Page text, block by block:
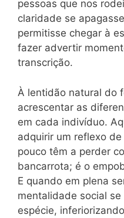
pessoas que nos
claridade se
permitisse chegar à
fazer advertir
transcrição.
À lentidão natural do
acrescentar as
em cada indivíduo.
adquirir um reflexo
pouco têm a perder
bancarrota; é o
E quando em plena
mentalidade social
espécie,